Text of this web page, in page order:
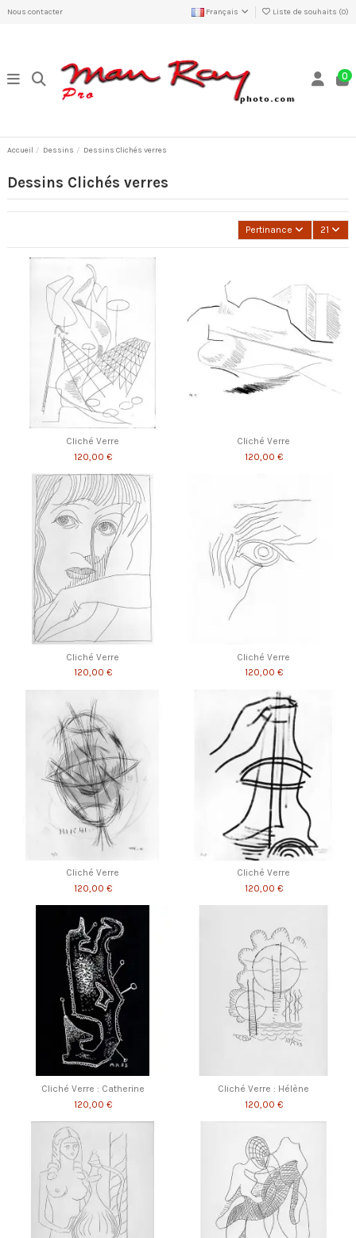
Nous contacter Français Liste de souhaits (0)
0
Accueil Dessins Dessins Clichés verres
Dessins Clichés verres
Pertinance 21
Cliché Verre
120,00 €
Cliché Verre
120,00 €
Cliché Verre
120,00 €
Cliché Verre
120,00 €
Cliché Verre
120,00 €
Cliché Verre
120,00 €
Cliché Verre : Catherine
120,00 €
Cliché Verre : Hélène
120,00 €